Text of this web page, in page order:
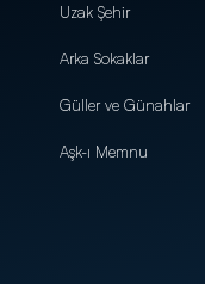
Uzak Şehir
Arka Sokaklar
Güller ve Günahlar
Aşk-ı Memnu